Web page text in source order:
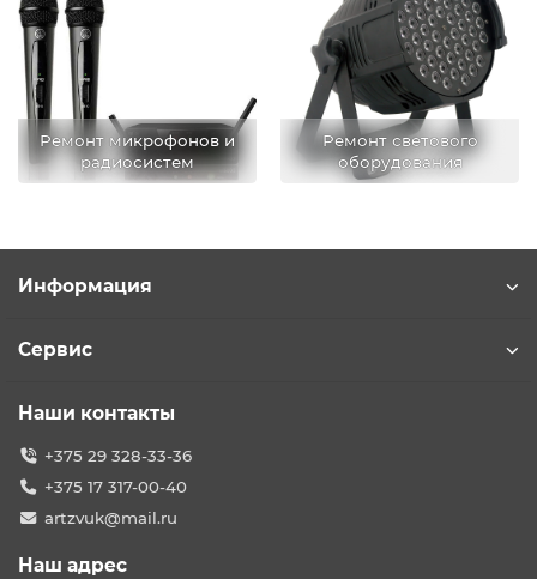
Ремонт микрофонов и
радиосистем
Ремонт светового
оборудования
Информация
Сервис
Наши контакты
+375 29 328-33-36
+375 17 317-00-40
artzvuk@mail.ru
Наш адрес